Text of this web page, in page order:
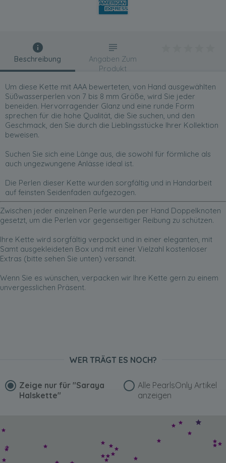
Beschreibung
Um diese Kette mit AAA bewerteten, von Hand ausgewählten
Süßwasserperlen von 7 bis 8 mm Größe, wird Sie jeder
beneiden. Hervorragender Glanz und eine runde Form
sprechen für die hohe Qualität, die Sie suchen, und den
Geschmack, den Sie durch die Lieblingsstücke Ihrer Kollektion
beweisen.
Suchen Sie sich eine Länge aus, die sowohl für förmliche als
auch ungezwungene Anlässe ideal ist.
Die Perlen dieser Kette wurden sorgfältig und in Handarbeit
auf feinsten Seidenfaden aufgezogen.
Zwischen jeder einzelnen Perle wurden per Hand Doppelknoten
gesetzt, um die Perlen vor gegenseitiger Reibung zu schützen.
Ihre Kette wird sorgfältig verpackt und in einer eleganten, mit
Samt ausgekleideten Box und mit einer Vielzahl kostenloser
Extras (bitte sehen Sie unten) versandt.
Wenn Sie es wünschen, verpacken wir Ihre Kette gern zu einem
unvergesslichen Präsent.
Angaben Zum
Produkt
WER TRÄGT ES NOCH?
Zeige nur für "Saraya
Halskette"
Alle PearlsOnly Artikel
anzeigen